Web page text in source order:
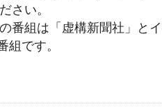
さい。
番組は「虚構新聞社」と
組です。